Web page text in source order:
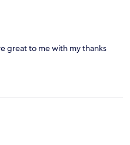
great to me with my thanks